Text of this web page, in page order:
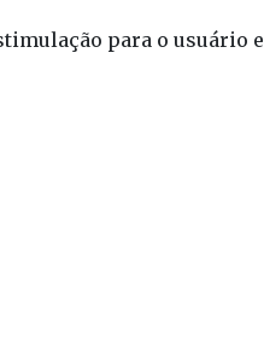
para o usuário e